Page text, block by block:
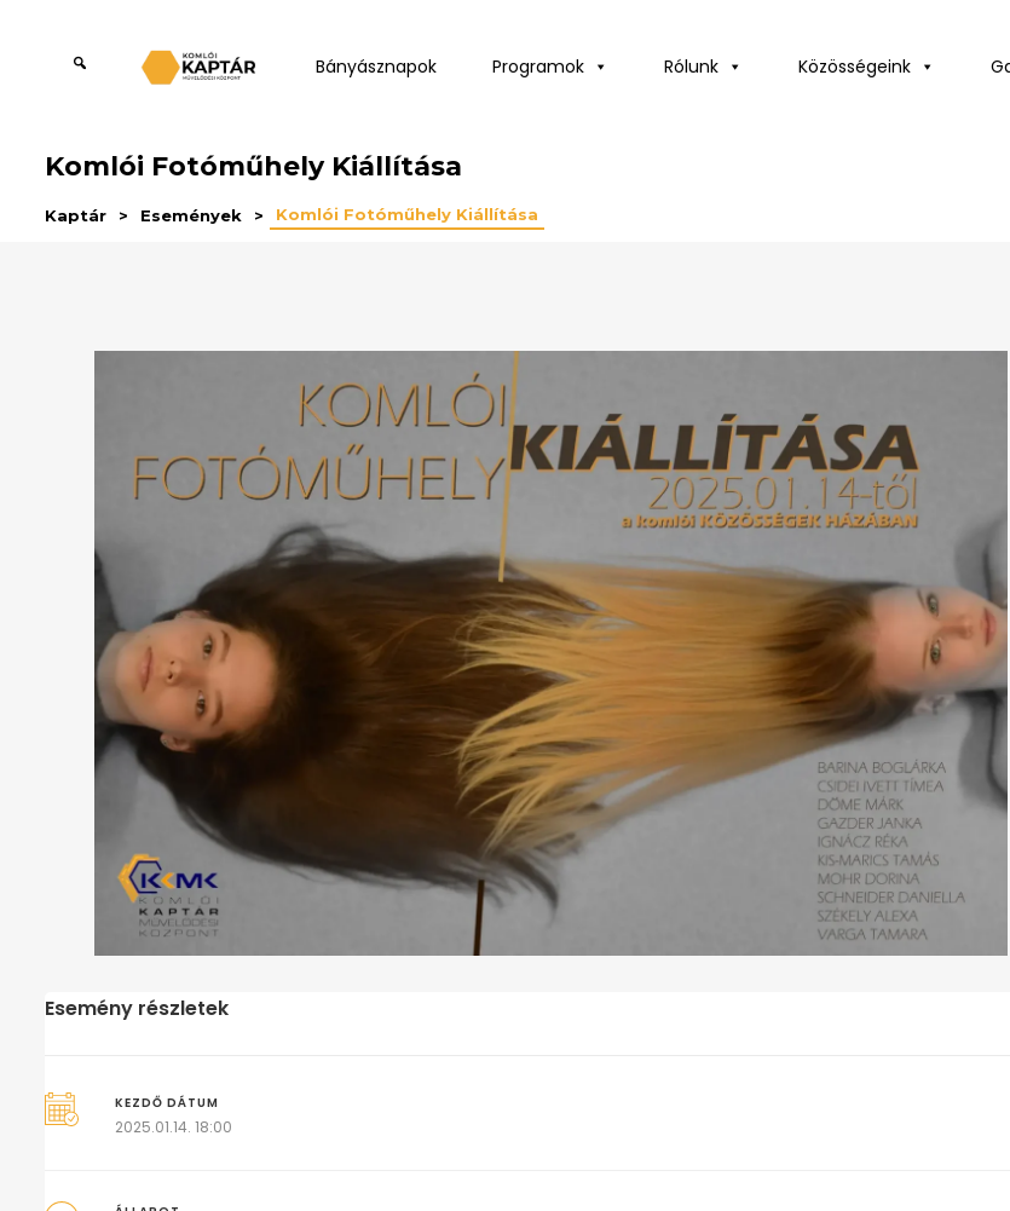
Bányásznapok Programok Rólunk Közösségeink
Komlói Fotóműhely Kiállítása
Kaptár Események Komlói Fotóműhely Kiállítása
Esemény részletek
KEZDŐ DÁTUM
2025.01.14. 18:00